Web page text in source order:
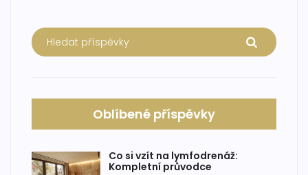
Oblíbené příspěvky
Co si vzít na lymfodrenáž:
Kompletní průvodce